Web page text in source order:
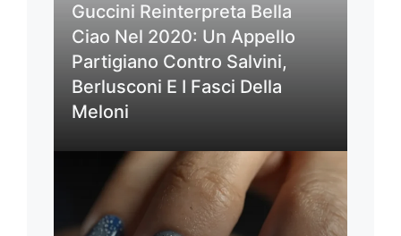
Guccini Reinterpreta Bella
Ciao Nel 2020: Un Appello
Partigiano Contro Salvini,
Berlusconi E I Fasci Della
Meloni